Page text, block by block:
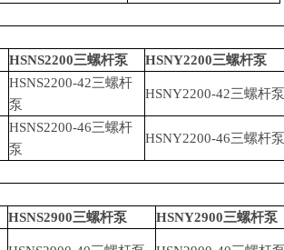
HSNS2200三螺杆泵 HSNY2200三螺杆泵
HSNS2200-42三螺杆
泵
HSNY2200-42三螺杆泵
HSNS2200-46三螺杆
泵
HSNY2200-46三螺杆泵
HSNS2900三螺杆泵 HSNY2900三螺杆泵